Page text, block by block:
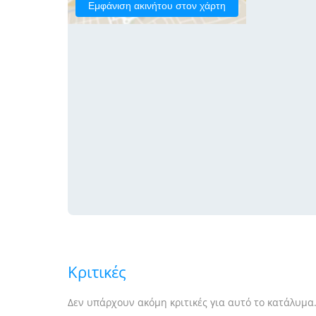
Εμφάνιση ακινήτου στον χάρτη
Κριτικές
Δεν υπάρχουν ακόμη κριτικές για αυτό το κατάλυμα.